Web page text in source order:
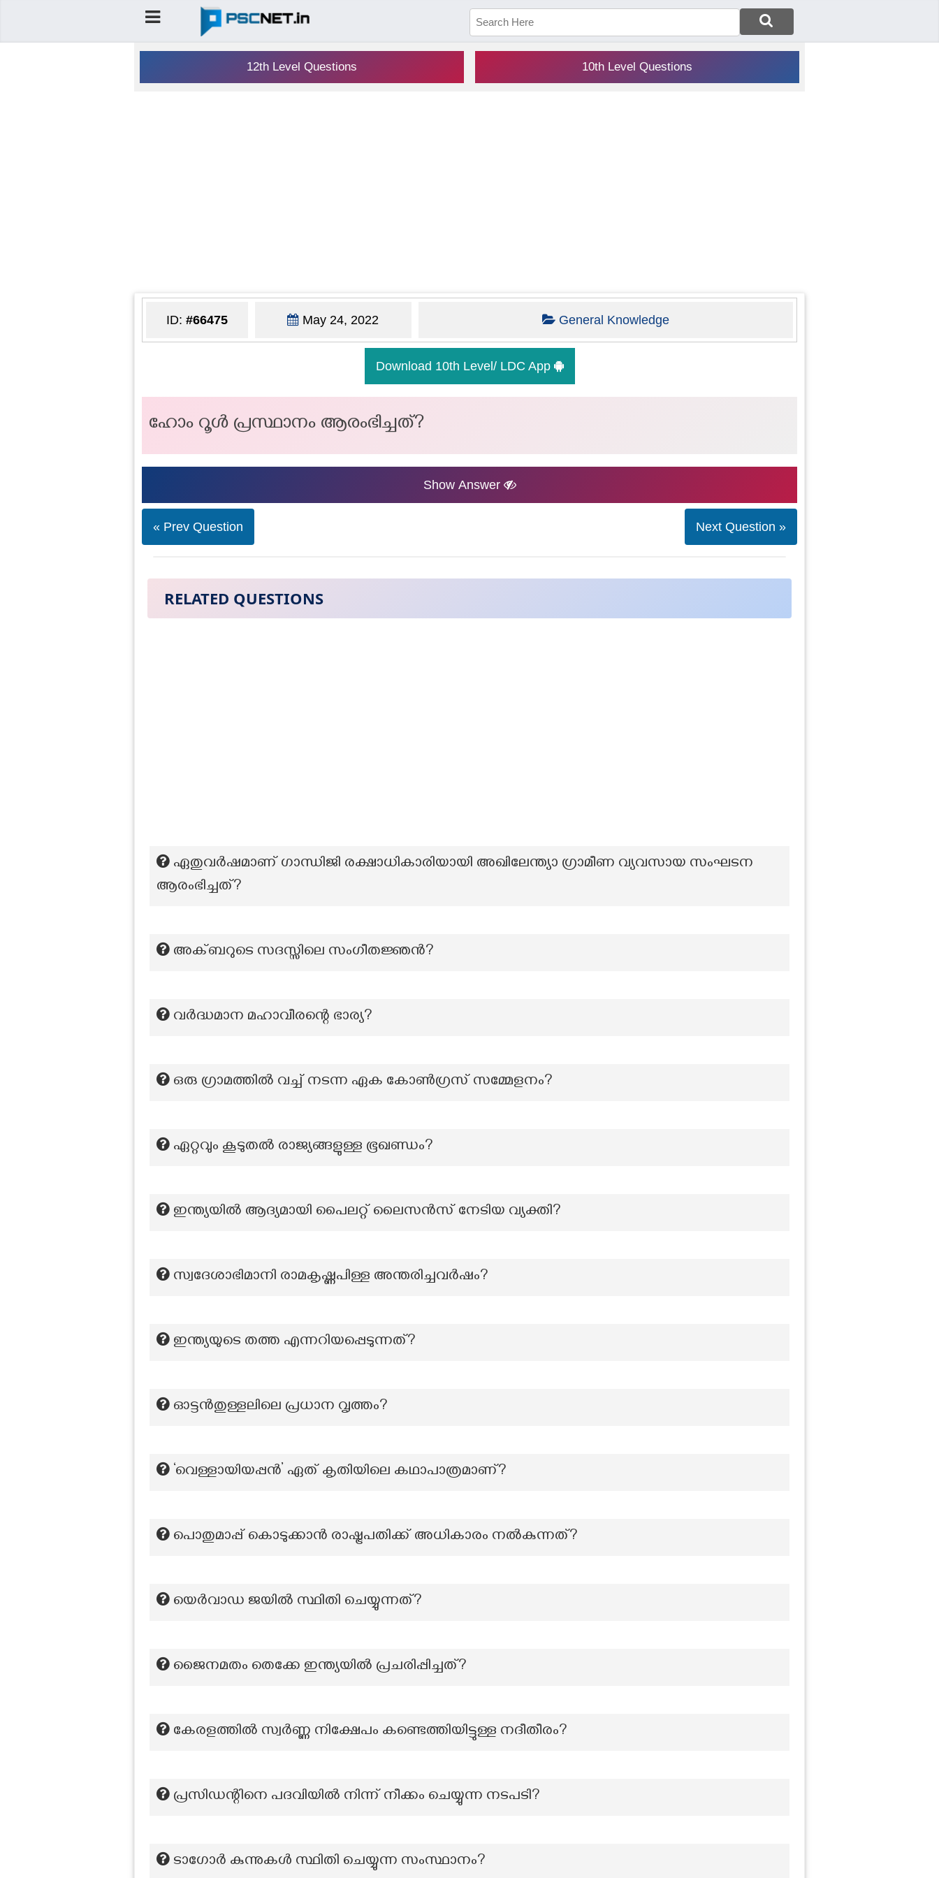
12th Level Questions 10th Level Questions
ID: #66475 May 24, 2022 General Knowledge
Download 10th Level/ LDC App
ഹോം റൂൾ പ്രസ്ഥാനം ആരംഭിച്ചത്?
Show Answer
« Prev Question Next Question »
RELATED QUESTIONS
ഏതുവർഷമാണ് ഗാന്ധിജി രക്ഷാധികാരിയായി അഖിലേന്ത്യാ ഗ്രാമീണ വ്യവസായ സംഘടന
ആരംഭിച്ചത്?
അക്ബറുടെ സദസ്സിലെ സംഗീതജ്ഞൻ?
വർദ്ധമാന മഹാവീരന്റെ ഭാര്യ?
ഒരു ഗ്രാമത്തിൽ വച്ച് നടന്ന ഏക കോൺഗ്രസ് സമ്മേളനം?
ഏറ്റവും കൂടുതൽ രാജ്യങ്ങളുള്ള ഭൂഖണ്ഡം?
ഇന്ത്യയിൽ ആദ്യമായി പൈലറ്റ് ലൈസൻസ് നേടിയ വ്യക്തി?
സ്വദേശാഭിമാനി രാമകൃഷ്ണപിള്ള അന്തരിച്ചവർഷം?
ഇന്ത്യയുടെ തത്ത എന്നറിയപ്പെടുന്നത്?
ഓട്ടൻതുള്ളലിലെ പ്രധാന വൃത്തം?
‘വെള്ളായിയപ്പൻ’ ഏത് കൃതിയിലെ കഥാപാത്രമാണ്?
പൊതുമാപ്പ് കൊടുക്കാൻ രാഷ്ട്രപതിക്ക് അധികാരം നൽകുന്നത്?
യെർവാഡ ജയിൽ സ്ഥിതി ചെയ്യുന്നത്?
ജൈനമതം തെക്കേ ഇന്ത്യയിൽ പ്രചരിപ്പിച്ചത്?
കേരളത്തിൽ സ്വർണ്ണ നിക്ഷേപം കണ്ടെത്തിയിട്ടുള്ള നദീതീരം?
പ്രസിഡന്റിനെ പദവിയിൽ നിന്ന് നീക്കം ചെയ്യുന്ന നടപടി?
ടാഗോർ കുന്നുകൾ സ്ഥിതി ചെയ്യുന്ന സംസ്ഥാനം?